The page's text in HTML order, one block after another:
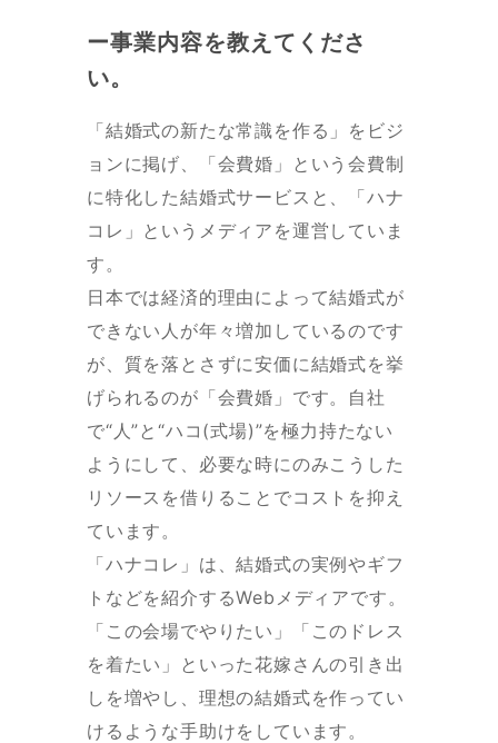
ー事業内容を教えてくださ
い。
「結婚式の新たな常識を作る」をビジ
ョンに掲げ、「会費婚」という会費制
に特化した結婚式サービスと、「ハナ
コレ」というメディアを運営していま
す。
日本では経済的理由によって結婚式が
できない人が年々増加しているのです
が、質を落とさずに安価に結婚式を挙
げられるのが「会費婚」です。自社
で“人”と“ハコ(式場)”を極力持たない
ようにして、必要な時にのみこうした
リソースを借りることでコストを抑え
ています。
「ハナコレ」は、結婚式の実例やギフ
トなどを紹介するWebメディアです。
「この会場でやりたい」「このドレス
を着たい」といった花嫁さんの引き出
しを増やし、理想の結婚式を作ってい
けるような手助けをしています。